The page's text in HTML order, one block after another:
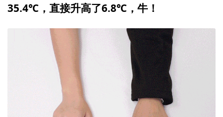
35.4℃，直接升高了6.8℃，牛！